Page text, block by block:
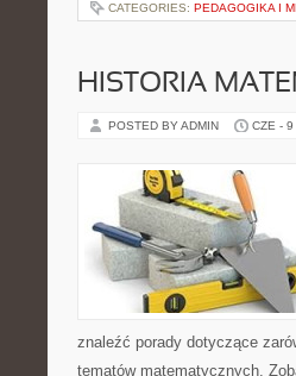
CATEGORIES: PEDAGOGIKA I
HISTORIA
POSTED BY ADMIN CZE -
znaleźć porady dotyczące
tematów matematycznych.